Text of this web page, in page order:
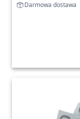
Darmowa dostawa